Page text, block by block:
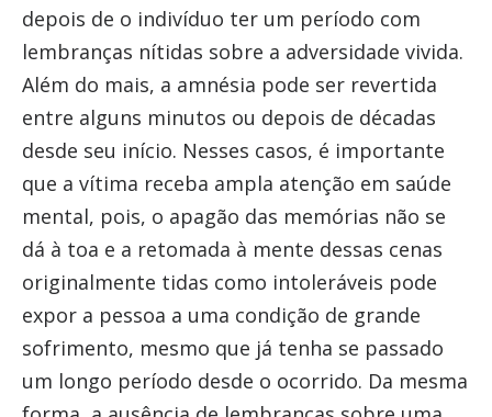
depois de o indivíduo ter um período com
lembranças nítidas sobre a adversidade vivida.
Além do mais, a amnésia pode ser revertida
entre alguns minutos ou depois de décadas
desde seu início. Nesses casos, é importante
que a vítima receba ampla atenção em saúde
mental, pois, o apagão das memórias não se
dá à toa e a retomada à mente dessas cenas
originalmente tidas como intoleráveis pode
expor a pessoa a uma condição de grande
sofrimento, mesmo que já tenha se passado
um longo período desde o ocorrido. Da mesma